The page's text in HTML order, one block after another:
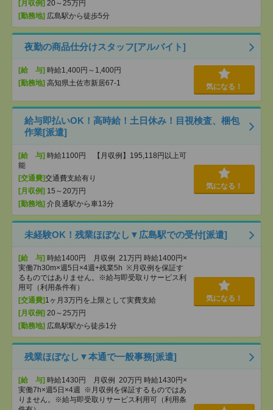
[月収例] 20～25万円
[勤務地] 広島駅から徒歩5分
夜勤の商品仕分けスタッフ[アルバイト]
[給 与] 時給1,400円～1,400円
[勤務地] 高知県土佐市新居67-1 気になる！
給与即払いOK！高時給！土日休み！目視検査、梱包
作業[派遣]
[給 与] 時給1100円 【月収例】195,118円以上可
能
[交通費]交通費支給有り
[月収例] 15～20万円
[勤務地] 介良通駅から車13分
気になる！
未経験OK！残業ほぼなし▼広島駅での受付[派遣]
[給 与] 時給1400円 月収例 21万円 時給1400円×
実働7h30m×週5日×4週+残業5h ※月収例を保証す
るものではありません。※給与即受取りサービス利
用可（利用条件有）
[交通費] 1ヶ月3万円を上限として実費支給
[月収例] 20～25万円
[勤務地] 広島駅駅から徒歩1分
気になる！
残業ほぼなし▼本通で一般事務[派遣]
[給 与] 時給1430円 月収例 20万円 時給1430円×
実働7h×週5日×4週 ※月収例を保証するものではあ
りません。※給与即受取りサービス利用可（利用条